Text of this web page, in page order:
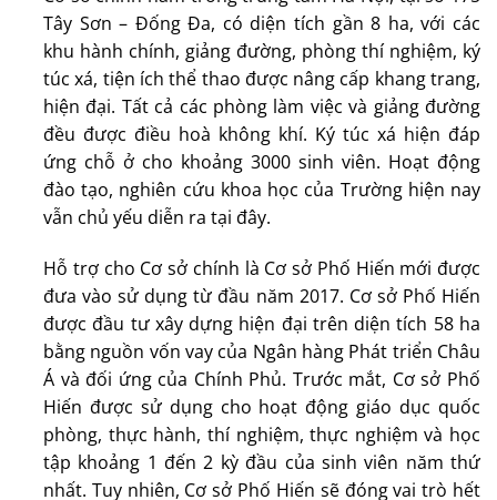
Tây Sơn – Đống Đa, có diện tích gần 8 ha, với các
khu hành chính, giảng đường, phòng thí nghiệm, ký
túc xá, tiện ích thể thao được nâng cấp khang trang,
hiện đại. Tất cả các phòng làm việc và giảng đường
đều được điều hoà không khí. Ký túc xá hiện đáp
ứng chỗ ở cho khoảng 3000 sinh viên. Hoạt động
đào tạo, nghiên cứu khoa học của Trường hiện nay
vẫn chủ yếu diễn ra tại đây.
Hỗ trợ cho Cơ sở chính là Cơ sở Phố Hiến mới được
đưa vào sử dụng từ đầu năm 2017. Cơ sở Phố Hiến
được đầu tư xây dựng hiện đại trên diện tích 58 ha
bằng nguồn vốn vay của Ngân hàng Phát triển Châu
Á và đối ứng của Chính Phủ. Trước mắt, Cơ sở Phố
Hiến được sử dụng cho hoạt động giáo dục quốc
phòng, thực hành, thí nghiệm, thực nghiệm và học
tập khoảng 1 đến 2 kỳ đầu của sinh viên năm thứ
nhất. Tuy nhiên, Cơ sở Phố Hiến sẽ đóng vai trò hết